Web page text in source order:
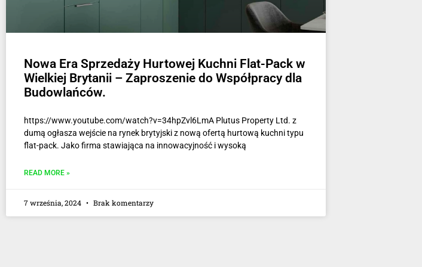
Nowa Era Sprzedaży Hurtowej Kuchni Flat-Pack w
Wielkiej Brytanii – Zaproszenie do Współpracy dla
Budowlańców.
https://www.youtube.com/watch?v=34hpZvl6LmA Plutus Property Ltd. z
dumą ogłasza wejście na rynek brytyjski z nową ofertą hurtową kuchni typu
flat-pack. Jako firma stawiająca na innowacyjność i wysoką
READ MORE »
7 września, 2024 Brak komentarzy